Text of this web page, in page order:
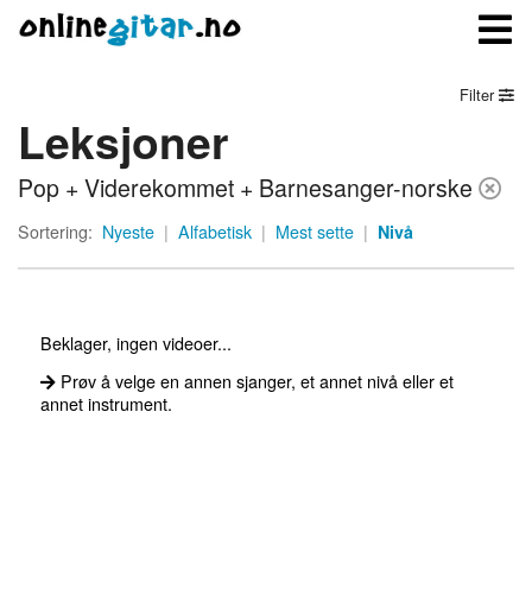
Meny
Logg inn
Filter
Leksjoner
Pop + Viderekommet + Barnesanger-norske
Sortering: Nyeste | Alfabetisk | Mest sette | Nivå
Beklager, ingen videoer...
Prøv å velge en annen sjanger, et annet nivå eller et
annet instrument.